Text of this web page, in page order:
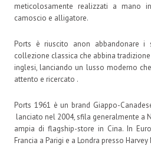
meticolosamente realizzati a mano
camoscio e alligatore.
Ports è riuscito anon abbandonare i
collezione classica che abbina
inglesi, lanciando un lusso moderno
attento e ricercato .
Ports 1961 è un brand Giappo-
lanciato nel 2004, sfila generalmente a
ampia di flagship-store in Cina. In
Francia a Parigi e a Londra presso